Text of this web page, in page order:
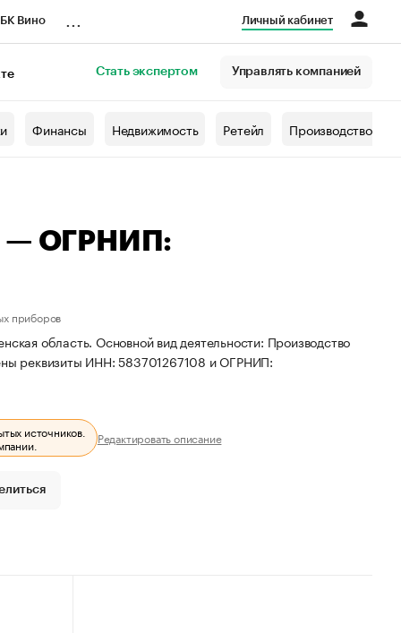
Вино Личный кабинет
Стать экспертом Управлять компанией
Финансы Недвижимость Ретейл Производство
— ОГРНИП:
приборов
область. Основной вид деятельности: Производство
реквизиты ИНН: 583701267108 и ОГРНИП:
источников.
Редактировать описание